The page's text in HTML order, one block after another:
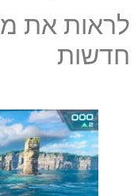
לראות את
חדשות